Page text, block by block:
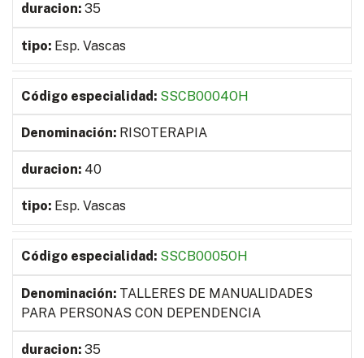
35
Esp. Vascas
SSCB0004OH
RISOTERAPIA
40
Esp. Vascas
SSCB0005OH
TALLERES DE MANUALIDADES
PARA PERSONAS CON DEPENDENCIA
35